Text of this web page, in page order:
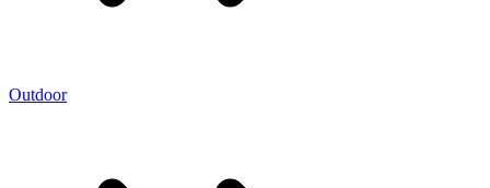
Outdoor